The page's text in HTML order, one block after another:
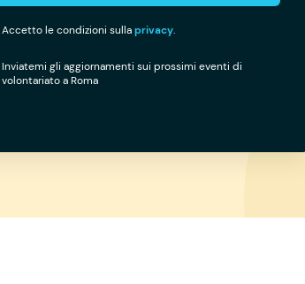
Accetto le condizioni sullaprivacy.
Inviatemi gli aggiornamenti sui prossimi eventi di
volontariato a Roma